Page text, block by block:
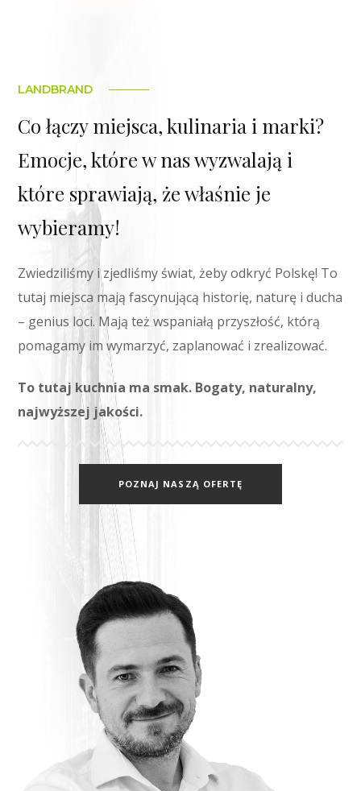
LANDBRAND
Co łączy miejsca, kulinaria i marki?
Emocje, które w nas wyzwalają i
które sprawiają, że właśnie je
wybieramy!
Zwiedziliśmy i zjedliśmy świat, żeby odkryć Polskę! To
tutaj miejsca mają fascynującą historię, naturę i ducha
– genius loci. Mają też wspaniałą przyszłość, którą
pomagamy im wymarzyć, zaplanować i zrealizować.
To tutaj kuchnia ma smak. Bogaty, naturalny,
najwyższej jakości.
POZNAJ NASZĄ OFERTĘ